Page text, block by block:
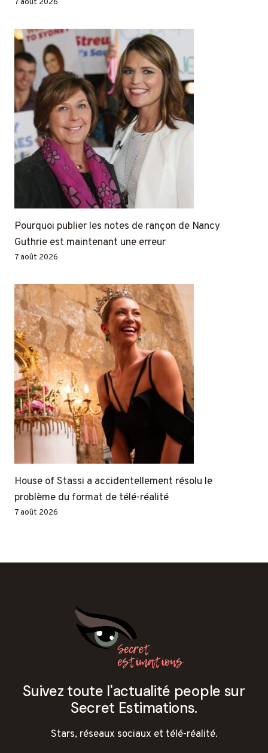
7 août 2026
Pourquoi publier les notes de rançon de Nancy
Guthrie est maintenant une erreur
7 août 2026
House of Stassi a accidentellement résolu le
problème du format de télé-réalité
7 août 2026
Suivez toute l'actualité people sur
Secret Estimations.
Stars, réseaux sociaux et télé-réalité.